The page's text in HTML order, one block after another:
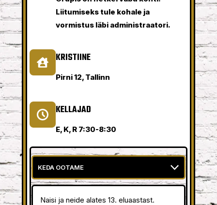
Liitumiseks tule kohale ja
vormistus läbi administraatori.
KRISTIINE
Pirni 12, Tallinn
KELLAJAD
E, K, R 7:30-8:30
Naisi ja neide alates 13. eluaastast.